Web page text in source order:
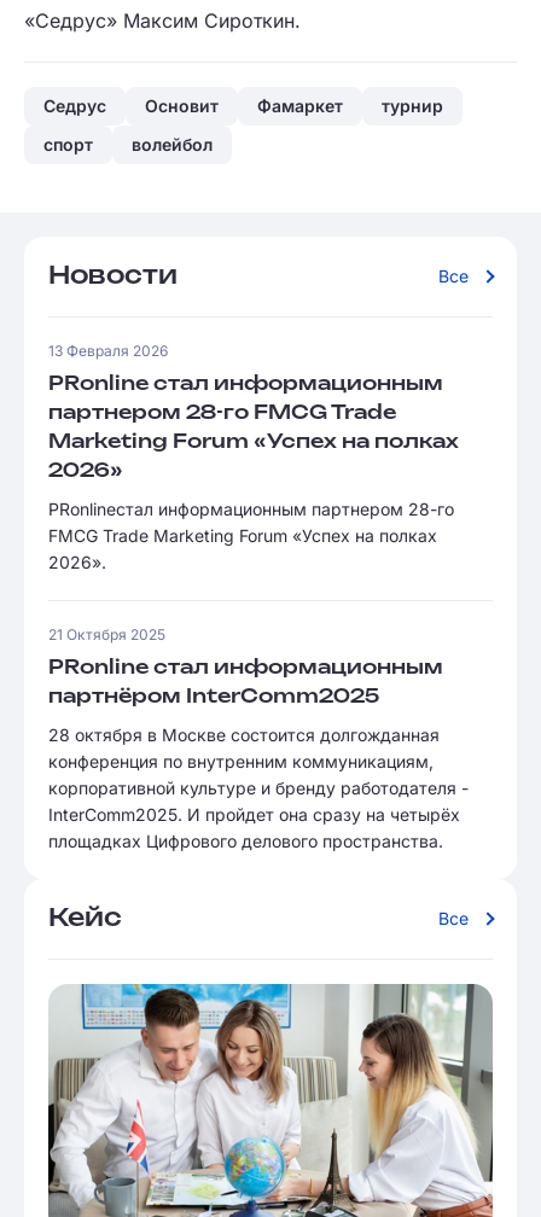
«Седрус» Максим Сироткин.
Седрус Основит Фамаркет
турнир
спорт
волейбол
Новости Все
13 Февраля 2026
PRonline стал информационным
партнером 28-го FMCG Trade
Marketing Forum «Успех на полках
2026»
PRonlineстал информационным партнером 28-го
FMCG Trade Marketing Forum «Успех на полках
2026».
21 Октября 2025
PRonline стал информационным
партнёром InterComm2025
28 октября в Москве состоится долгожданная
конференция по внутренним коммуникациям,
корпоративной культуре и бренду работодателя -
InterComm2025. И пройдет она сразу на четырёх
площадках Цифрового делового пространства.
Кейс Все